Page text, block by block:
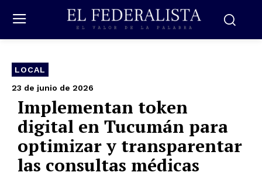
LOCAL
23 de junio de 2026
Implementan token
digital en Tucumán para
optimizar y transparentar
las consultas médicas